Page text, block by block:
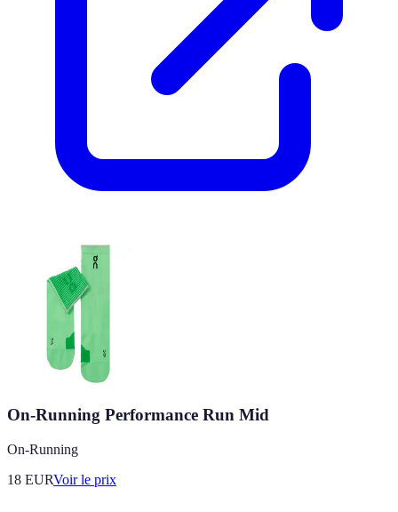
On-Running Performance Run Mid
On-Running
18 EURVoir le prix